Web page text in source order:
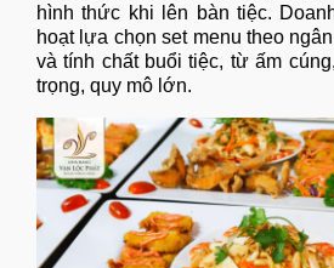
hình thức khi lên bàn tiệc.
hoạt lựa chọn set menu theo
và tính chất buổi tiệc, từ ấm
trọng, quy mô lớn.